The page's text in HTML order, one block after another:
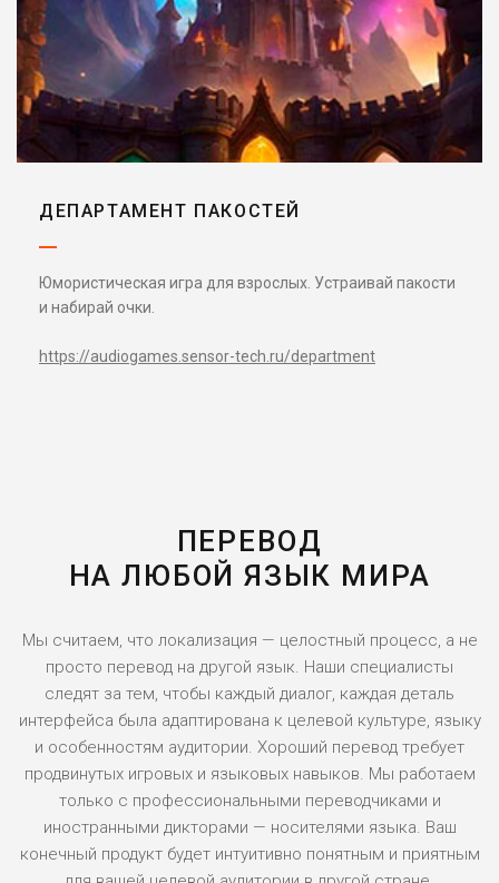
ДЕПАРТАМЕНТ ПАКОСТЕЙ
Юмористическая игра для взрослых. Устраивай пакости
и набирай очки.
https://audiogames.sensor-tech.ru/department
ПЕРЕВОД
НА ЛЮБОЙ ЯЗЫК МИРА
Мы считаем, что локализация — целостный процесс, а не
просто перевод на другой язык. Наши специалисты
следят за тем, чтобы каждый диалог, каждая деталь
интерфейса была адаптирована к целевой культуре, языку
и особенностям аудитории. Хороший перевод требует
продвинутых игровых и языковых навыков. Мы работаем
только с профессиональными переводчиками и
иностранными дикторами — носителями языка. Ваш
конечный продукт будет интуитивно понятным и приятным